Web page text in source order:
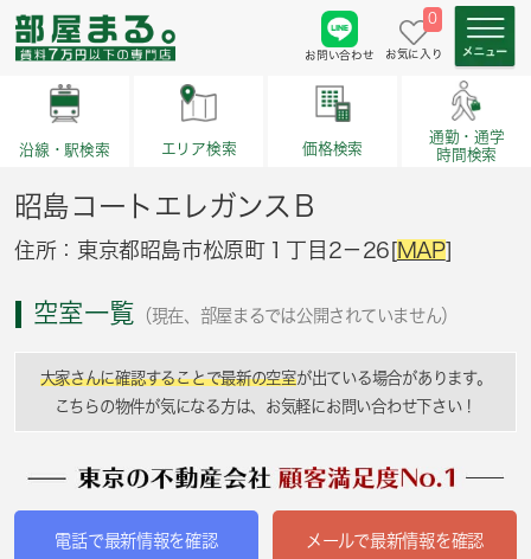
お問い合わせ
0
お気に入り
沿線・駅検索 エリア検索 価格検索
通勤・通学
時間検索
昭島コートエレガンスＢ
住所：東京都昭島市松原町１丁目2－26[MAP]
空室一覧 （現在、部屋まるでは公開されていません）
大家さんに確認することで最新の空室が出ている場合があります。
こちらの物件が気になる方は、お気軽にお問い合わせ下さい！
電話で最新情報を確認 メールで最新情報を確認